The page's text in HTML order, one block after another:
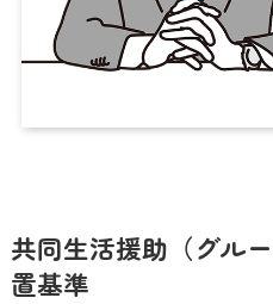
共同生活援助（グル
置基準